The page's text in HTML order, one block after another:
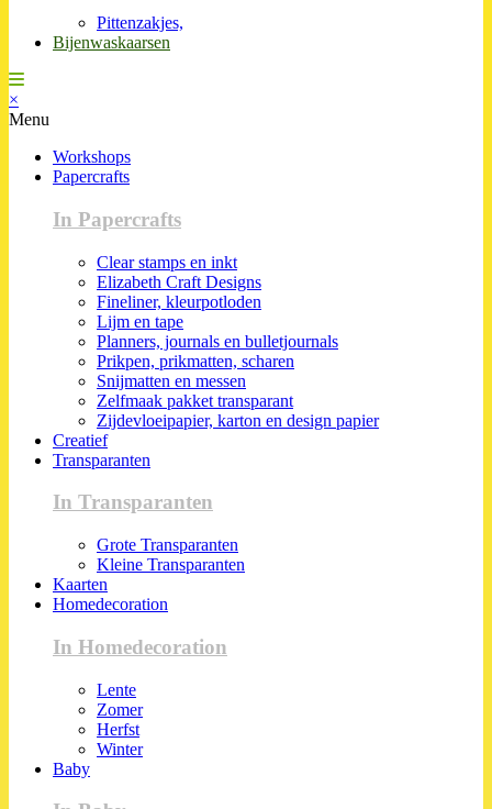
Pittenzakjes,
Bijenwaskaarsen
×
Menu
Workshops
Papercrafts
In Papercrafts
Clear stamps en inkt
Elizabeth Craft Designs
Fineliner, kleurpotloden
Lijm en tape
Planners, journals en bulletjournals
Prikpen, prikmatten, scharen
Snijmatten en messen
Zelfmaak pakket transparant
Zijdevloeipapier, karton en design papier
Creatief
Transparanten
In Transparanten
Grote Transparanten
Kleine Transparanten
Kaarten
Homedecoration
In Homedecoration
Lente
Zomer
Herfst
Winter
Baby